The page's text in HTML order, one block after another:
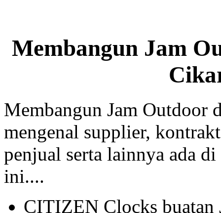
Membangun Jam
Membangun Jam Outdoor
mengenal supplier,
penjual serta lainnya ada
ini....
CITIZEN Clocks buatan